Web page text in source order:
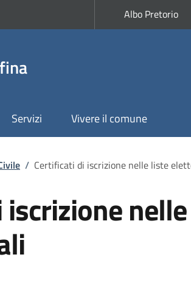
Albo Pretorio
Servizi Vivere il comune
/ Certificati di iscrizione nelle liste
nelle